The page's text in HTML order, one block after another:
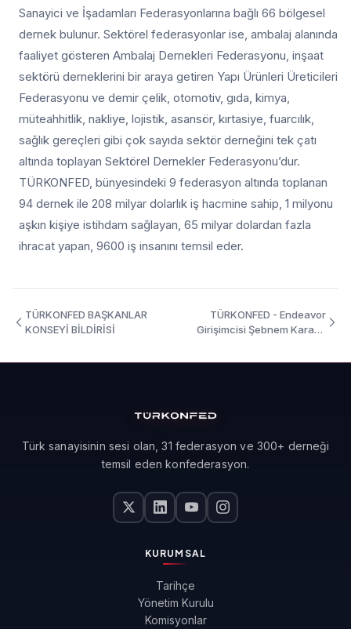
Sanayici ve İşadamları Federasyonlarına bağlı 66 bölgesel
dernek bulunur. Sektörel federasyonlar ise, ambalaj alanında
faaliyet gösteren Ambalaj Dernekleri Federasyonu, inşaat
sektörü derneklerini bir araya getiren Yapı Ürünleri Üreticileri
Federasyonu ve demir çelik, otomotiv, gıda, kimya,
müteahhitlik, nakliye, lojistik, asansör, kırtasiye, fuarcılık,
sağlık gereçleri gibi çok sayıda sektör derneğini tek çatı
altında toplayan Sektörel Dernekler Federasyonu’dur.
TÜRKONFED, bünyesindeki 9 federasyon altında toplanan
94 dernek ile 208 milyar dolarlık iş hacmine sahip, 1 milyonu
aşkın kişiye istihdam sağlayan, 65 milyar dolardan fazla
ihracat yapan, 9600 iş insanını temsil eder.
TÜRKONFED BAŞKANLAR
KONSEYİ BİLDİRİSİ
TÜRKONFED - Endeavor
Girişimcisi Şebnem Karasu
Türk sanayisinin sesi olan, 31 federasyon ve 300+ derneği
temsil eden konfederasyon.
KURUMSAL
Tarihçe
Yönetim Kurulu
Komisyonlar